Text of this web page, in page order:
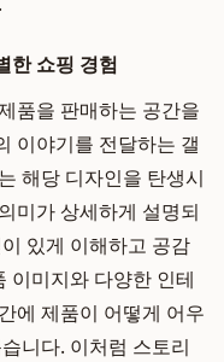
한 쇼핑 경험
품을 판매하는 공간을
이야기를 전달하는 갤
해당 디자인을 탄생시
미가 상세하게 설명되
있게 이해하고 공감
이미지와 다양한 인테
에 제품이 어떻게 어우
니다. 이처럼 스토리